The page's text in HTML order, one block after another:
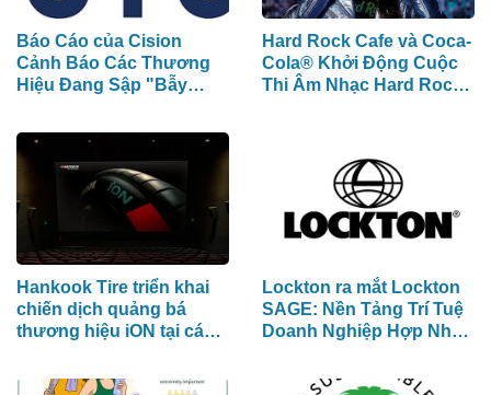
Báo Cáo của Cision
Cảnh Báo Các Thương
Hiệu Đang Sập "Bẫy
Kém
Hard Rock Cafe và Coca-
Cola® Khởi Động Cuộc
Thi Âm Nhạc Hard Rock
Hankook Tire triển khai
chiến dịch quảng bá
thương hiệu iON tại các
Lockton ra mắt Lockton
SAGE: Nền Tảng Trí Tuệ
Doanh Nghiệp Hợp Nhất